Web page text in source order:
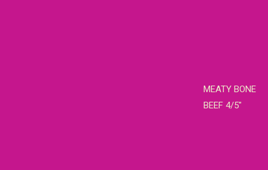
MEATY BONE
BEEF 4/5"